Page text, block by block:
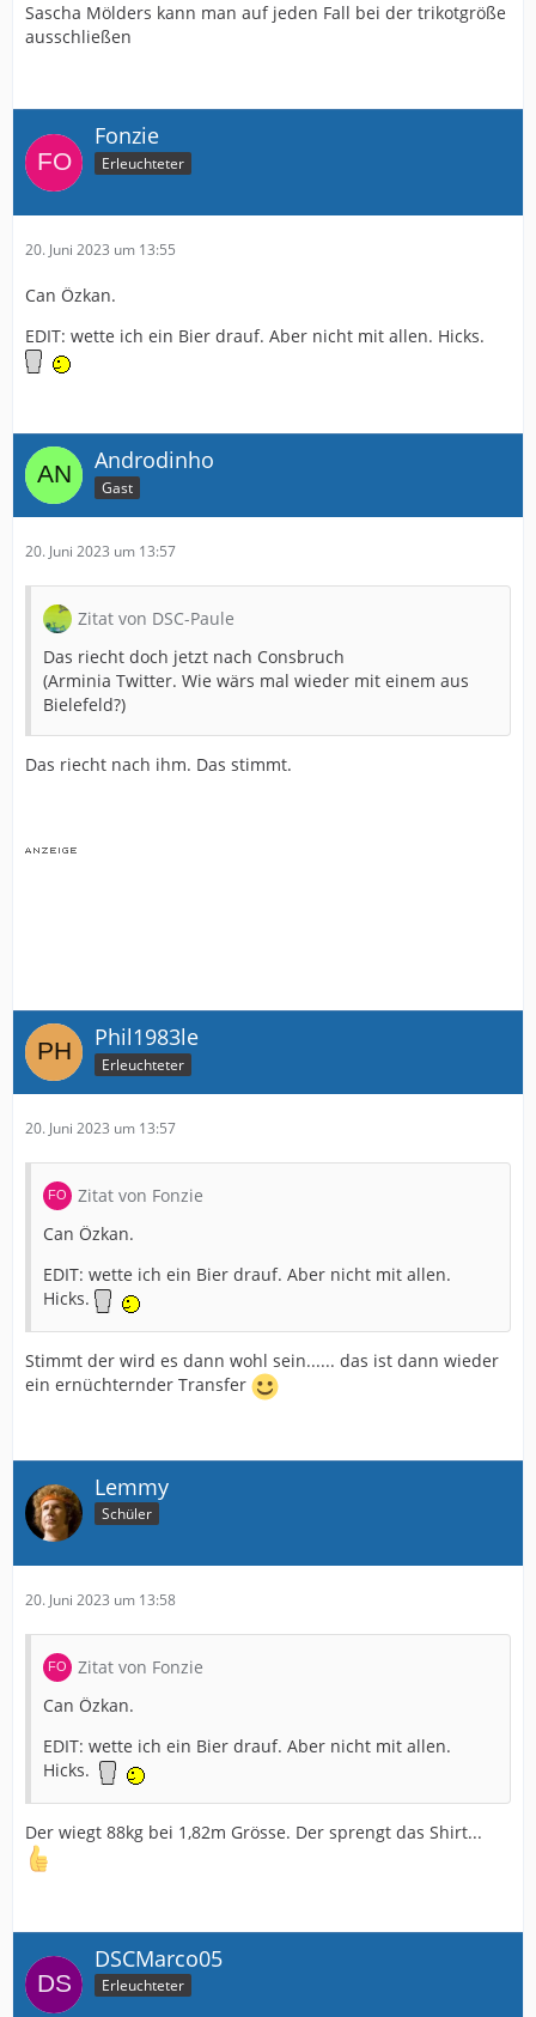
Sascha Mölders kann man auf jeden Fall bei der trikotgröße
ausschließen
Fonzie
Erleuchteter
20. Juni 2023 um 13:55
Can Özkan.
EDIT: wette ich ein Bier drauf. Aber nicht mit allen. Hicks.
Androdinho
Gast
20. Juni 2023 um 13:57
Zitat von DSC-Paule
Das riecht doch jetzt nach Consbruch
(Arminia Twitter. Wie wärs mal wieder mit einem aus
Bielefeld?)
Das riecht nach ihm. Das stimmt.
Phil1983le
Erleuchteter
20. Juni 2023 um 13:57
Zitat von Fonzie
Can Özkan.
EDIT: wette ich ein Bier drauf. Aber nicht mit allen.
Hicks.
Stimmt der wird es dann wohl sein...... das ist dann wieder
ein ernüchternder Transfer
Lemmy
Schüler
20. Juni 2023 um 13:58
Zitat von Fonzie
Can Özkan.
EDIT: wette ich ein Bier drauf. Aber nicht mit allen.
Hicks.
Der wiegt 88kg bei 1,82m Grösse. Der sprengt das Shirt...
DSCMarco05
Erleuchteter